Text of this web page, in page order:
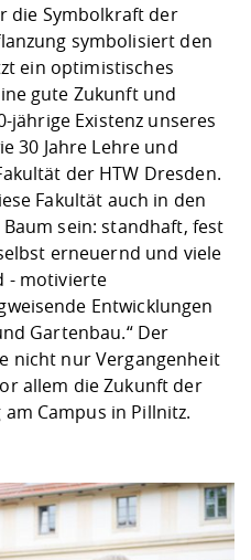
die Symbolkraft der
symbolisiert den
ein optimistisches
gute Zukunft und
jährige Existenz unseres
30 Jahre Lehre und
der HTW Dresden.
Fakultät auch in den
sein: standhaft, fest
erneuernd und viele
- motivierte
Entwicklungen
Gartenbau.“ Der
nicht nur Vergangenheit
allem die Zukunft der
Campus in Pillnitz.